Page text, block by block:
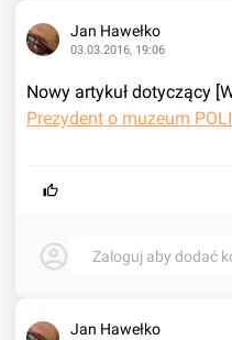
Jan Hawełko
03.03.2016, 19:06
Nowy artykuł dotyczący
Prezydent o muzeum
Zaloguj aby dodać
Jan Hawełko